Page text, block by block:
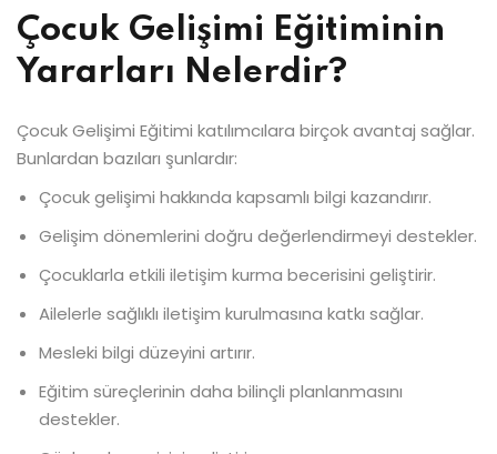
Çocuk Gelişimi Eğitiminin
Yararları Nelerdir?
Çocuk Gelişimi Eğitimi katılımcılara birçok avantaj sağlar.
Bunlardan bazıları şunlardır:
Çocuk gelişimi hakkında kapsamlı bilgi kazandırır.
Gelişim dönemlerini doğru değerlendirmeyi destekler.
Çocuklarla etkili iletişim kurma becerisini geliştirir.
Ailelerle sağlıklı iletişim kurulmasına katkı sağlar.
Mesleki bilgi düzeyini artırır.
Eğitim süreçlerinin daha bilinçli planlanmasını
destekler.